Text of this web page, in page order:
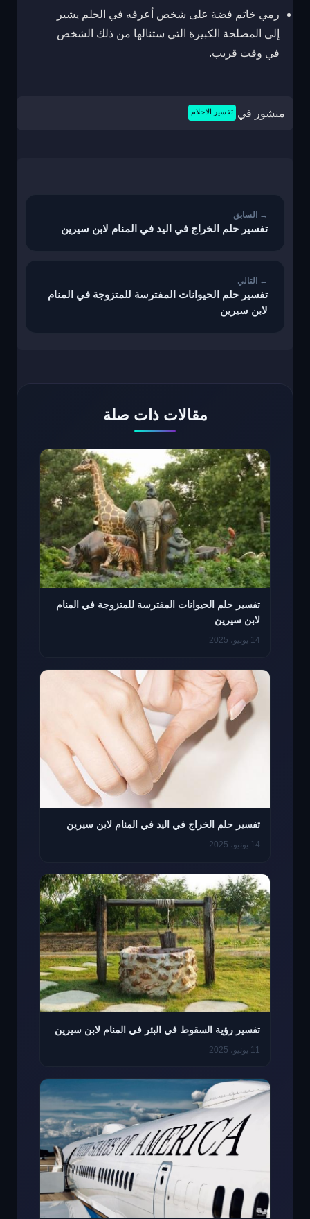
رمي خاتم فضة على شخص أعرفه في الحلم يشير
إلى المصلحة الكبيرة التي ستنالها من ذلك الشخص
في وقت قريب.
منشور في تفسير الاحلام
تفسير حلم الخراج في اليد في المنام لابن سيرين
تفسير حلم الحيوانات المفترسة للمتزوجة في المنام
لابن سيرين
مقالات ذات صلة
تفسير حلم الحيوانات المفترسة للمتزوجة في المنام
لابن سيرين
14 يونيو، 2025
تفسير حلم الخراج في اليد في المنام لابن سيرين
14 يونيو، 2025
تفسير رؤية السقوط في البئر في المنام لابن سيرين
11 يونيو، 2025